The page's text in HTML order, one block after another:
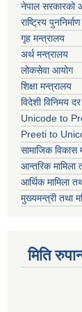
नेपाल सरकारको
राष्ट्रिय
गृह मन्त्रालय
अर्थ मन्त्रालय
लोकसेवा आयोग
शिक्षा मन्त्रालय
विदेशी विनिमय दर
Unicode to
Preeti to
सामाजिक विकास
आन्तरिक मामिला
आर्थिक मामिला
मुख्यमन्त्री तथा
मिति